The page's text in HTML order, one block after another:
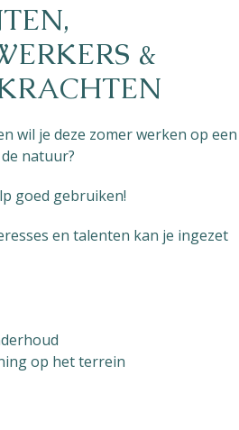
&
wil je deze zomer werken op een
natuur?
goed gebruiken!
en talenten kan je ingezet
op het terrein